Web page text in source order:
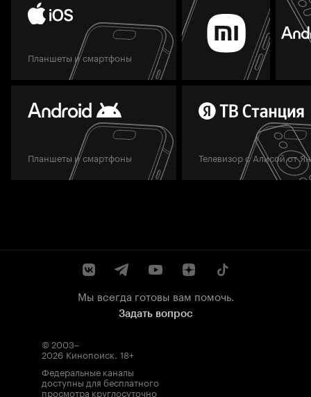
Планшеты и смартфоны
Планшеты и смартфоны Телевизор с Алисой от
Мы всегда готовы вам помочь.
Задать вопрос
© 2003–
2026 Кинопоиск. 18+
Федеральные каналы
доступны для бесплатного
просмотра круглосуточно